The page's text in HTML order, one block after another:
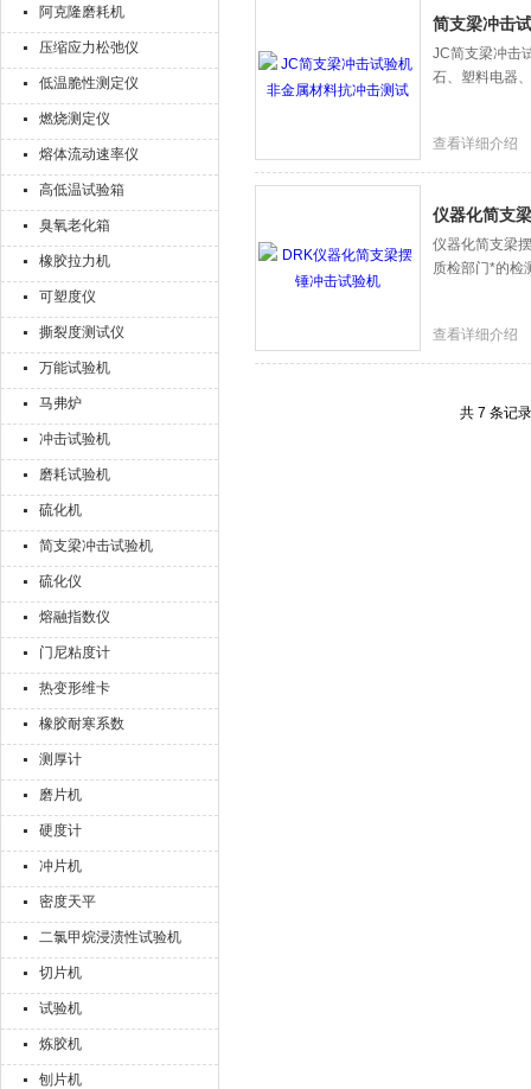
阿克隆磨耗机
压缩应力松弛仪
低温脆性测定仪
燃烧测定仪
熔体流动速率仪
高低温试验箱
臭氧老化箱
橡胶拉力机
可塑度仪
撕裂度测试仪
万能试验机
马弗炉
冲击试验机
磨耗试验机
硫化机
简支梁冲击试验机
硫化仪
熔融指数仪
门尼粘度计
热变形维卡
橡胶耐寒系数
测厚计
磨片机
硬度计
冲片机
密度天平
二氯甲烷浸渍性试验机
切片机
试验机
炼胶机
刨片机
简支梁冲击
JC简支梁冲击
石、塑料电器
查看详细介绍
仪器化简支
仪器化简支梁
质检部门*的检
查看详细介绍
共 7 条记